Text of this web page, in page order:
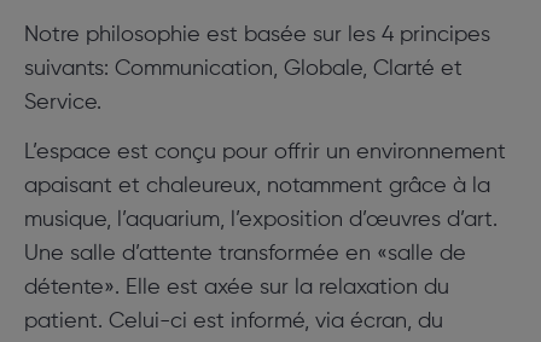
Notre philosophie est basée sur les 4 principes
suivants: Communication, Globale, Clarté et
Service.
L’espace est conçu pour offrir un environnement
apaisant et chaleureux, notamment grâce à la
musique, l’aquarium, l’exposition d’œuvres d’art.
Une salle d’attente transformée en «salle de
détente». Elle est axée sur la relaxation du
patient. Celui-ci est informé, via écran, du